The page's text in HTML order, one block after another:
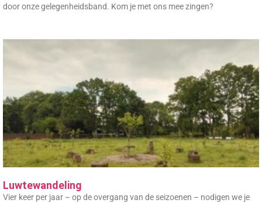
door onze gelegenheidsband. Kom je met ons mee zingen?
Luwtewandeling
Vier keer per jaar – op de overgang van de seizoenen – nodigen we je